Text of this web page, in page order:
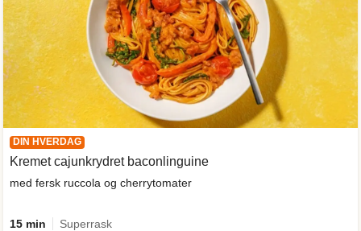
DIN HVERDAG
Kremet cajunkrydret baconlinguine
med fersk ruccola og cherrytomater
15 min Superrask